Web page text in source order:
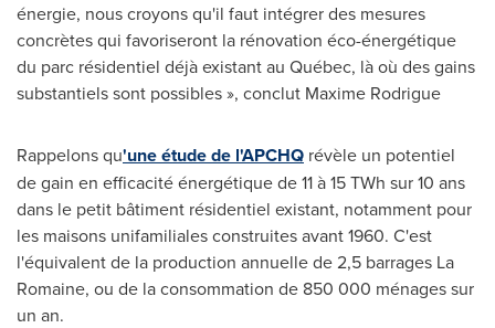
énergie, nous croyons qu'il faut intégrer des mesures
concrètes qui favoriseront la rénovation éco-énergétique
du parc résidentiel déjà existant au Québec, là où des gains
substantiels sont possibles », conclut Maxime Rodrigue
Rappelons qu'une étude de l'APCHQ révèle un potentiel
de gain en efficacité énergétique de 11 à 15 TWh sur 10 ans
dans le petit bâtiment résidentiel existant, notamment pour
les maisons unifamiliales construites avant 1960. C'est
l'équivalent de la production annuelle de 2,5 barrages La
Romaine, ou de la consommation de 850 000 ménages sur
un an.